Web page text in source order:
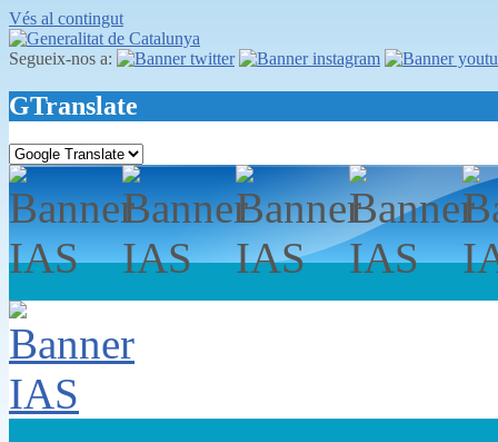
Vés al contingut
Segueix-nos a:
GTranslate